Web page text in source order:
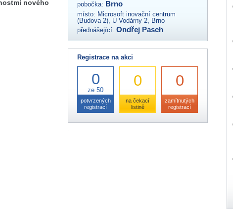
nového
pobočka: Brno
místo: Microsoft inovační centrum
(Budova 2), U Vodárny 2, Brno
přednášející: Ondřej Pasch
Registrace na akci
0
ze 50
potvrzených
registrací
0
na čekací
listině
0
zamítnutých
registrací